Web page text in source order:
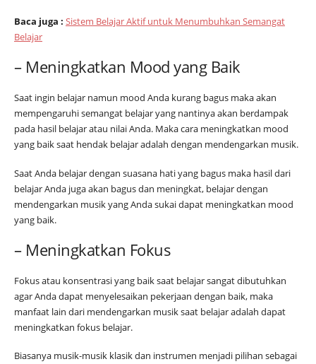
Baca juga : Sistem Belajar Aktif untuk Menumbuhkan Semangat
Belajar
– Meningkatkan Mood yang Baik
Saat ingin belajar namun mood Anda kurang bagus maka akan
mempengaruhi semangat belajar yang nantinya akan berdampak
pada hasil belajar atau nilai Anda. Maka cara meningkatkan mood
yang baik saat hendak belajar adalah dengan mendengarkan musik.
Saat Anda belajar dengan suasana hati yang bagus maka hasil dari
belajar Anda juga akan bagus dan meningkat, belajar dengan
mendengarkan musik yang Anda sukai dapat meningkatkan mood
yang baik.
– Meningkatkan Fokus
Fokus atau konsentrasi yang baik saat belajar sangat dibutuhkan
agar Anda dapat menyelesaikan pekerjaan dengan baik, maka
manfaat lain dari mendengarkan musik saat belajar adalah dapat
meningkatkan fokus belajar.
Biasanya musik-musik klasik dan instrumen menjadi pilihan sebagai